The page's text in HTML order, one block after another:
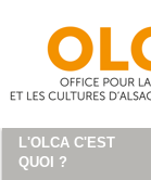
L'OLCA C'EST
QUOI ?